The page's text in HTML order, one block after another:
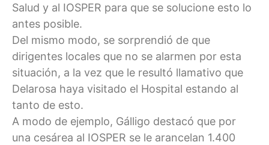
Salud y al IOSPER para que se solucione esto lo
antes posible.
Del mismo modo, se sorprendió de que
dirigentes locales que no se alarmen por esta
situación, a la vez que le resultó llamativo que
Delarosa haya visitado el Hospital estando al
tanto de esto.
A modo de ejemplo, Gálligo destacó que por
una cesárea al IOSPER se le arancelan 1.400